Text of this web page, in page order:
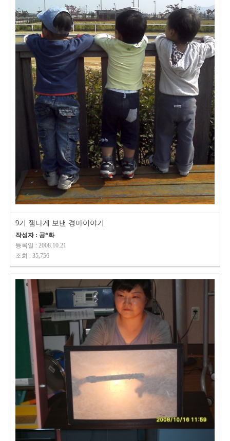
9기 잼나게 보낸 경마이야기
작성자 : 공*화
등록일 : 2008.10.21
조회 : 35,756